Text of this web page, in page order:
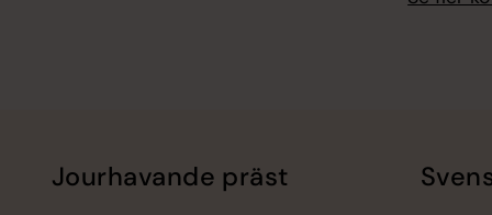
Jourhavande präst